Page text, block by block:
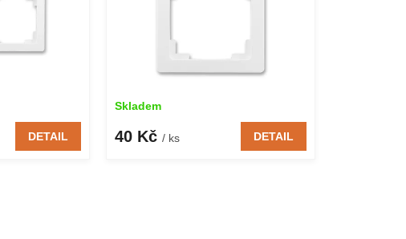
DETAIL
Skladem
40 Kč / ks DETAIL